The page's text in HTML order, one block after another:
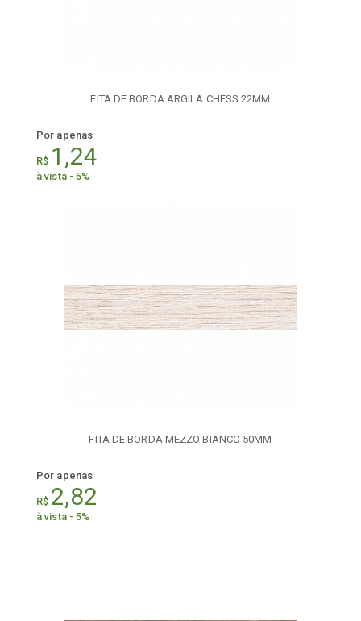
FITA DE BORDA ARGILA CHESS 22MM
Por apenas
R$ 1,24
à vista - 5%
FITA DE BORDA MEZZO BIANCO 50MM
Por apenas
R$ 2,82
à vista - 5%